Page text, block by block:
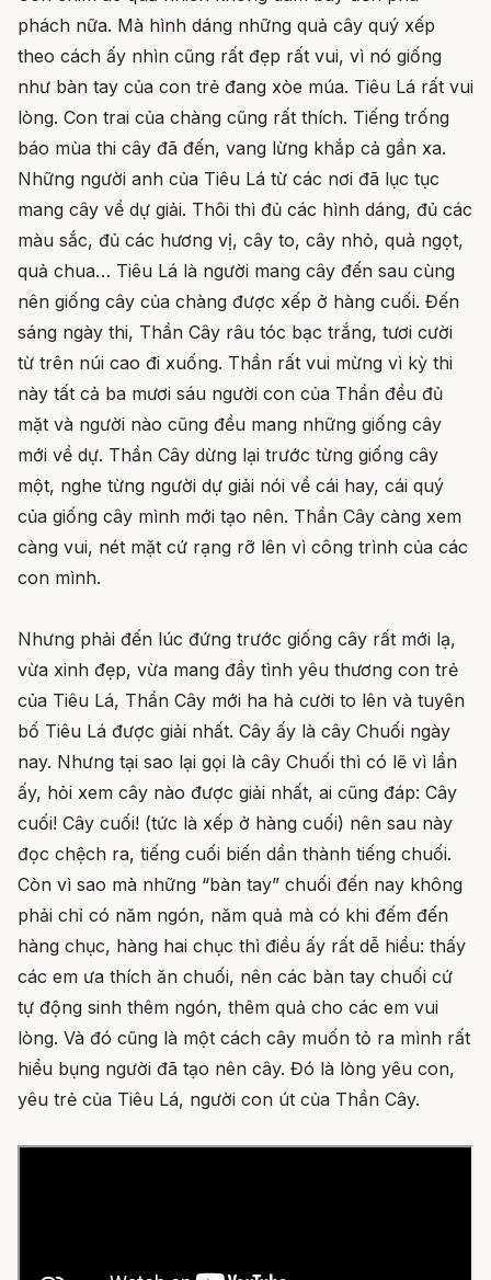
phách nữa. Mà hình dáng những quả cây quý xếp
theo cách ấy nhìn cũng rất đẹp rất vui, vì nó giống
như bàn tay của con trẻ đang xòe múa. Tiêu Lá rất vui
lòng. Con trai của chàng cũng rất thích. Tiếng trống
báo mùa thi cây đã đến, vang lừng khắp cả gần xa.
Những người anh của Tiêu Lá từ các nơi đã lục tục
mang cây về dự giải. Thôi thì đủ các hình dáng, đủ các
màu sắc, đủ các hương vị, cây to, cây nhỏ, quả ngọt,
quả chua… Tiêu Lá là người mang cây đến sau cùng
nên giống cây của chàng được xếp ở hàng cuối. Đến
sáng ngày thi, Thần Cây râu tóc bạc trắng, tươi cười
từ trên núi cao đi xuống. Thần rất vui mừng vì kỳ thi
này tất cả ba mươi sáu người con của Thần đều đủ
mặt và người nào cũng đều mang những giống cây
mới về dự. Thần Cây dừng lại trước từng giống cây
một, nghe từng người dự giải nói về cái hay, cái quý
của giống cây mình mới tạo nên. Thần Cây càng xem
càng vui, nét mặt cứ rạng rỡ lên vì công trình của các
con mình.
Nhưng phải đến lúc đứng trước giống cây rất mới lạ,
vừa xinh đẹp, vừa mang đầy tình yêu thương con trẻ
của Tiêu Lá, Thần Cây mới ha hả cười to lên và tuyên
bố Tiêu Lá được giải nhất. Cây ấy là cây Chuối ngày
nay. Nhưng tại sao lại gọi là cây Chuối thì có lẽ vì lần
ấy, hỏi xem cây nào được giải nhất, ai cũng đáp: Cây
cuối! Cây cuối! (tức là xếp ở hàng cuối) nên sau này
đọc chệch ra, tiếng cuối biến dần thành tiếng chuối.
Còn vì sao mà những “bàn tay” chuối đến nay không
phải chỉ có năm ngón, năm quả mà có khi đếm đến
hàng chục, hàng hai chục thì điều ấy rất dễ hiểu: thấy
các em ưa thích ăn chuối, nên các bàn tay chuối cứ
tự động sinh thêm ngón, thêm quả cho các em vui
lòng. Và đó cũng là một cách cây muốn tỏ ra mình rất
hiểu bụng người đã tạo nên cây. Đó là lòng yêu con,
yêu trẻ của Tiêu Lá, người con út của Thần Cây.